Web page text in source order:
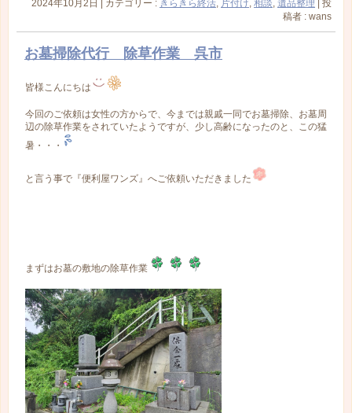
2024年10月2日 | カテゴリー : きらきら終活, 片付け, 相談, 遺品整理 | 投
稿者 : wans
お墓掃除代行 除草作業 呉市
皆様こんにちは
今回のご依頼は女性の方からで、今までは親戚一同でお墓掃除、お墓周
辺の除草作業をされていたようですが、少し高齢になったのと、この猛
暑・・・
と言う事で『便利屋ワンズ』へご依頼いただきました
まずはお墓の敷地の除草作業